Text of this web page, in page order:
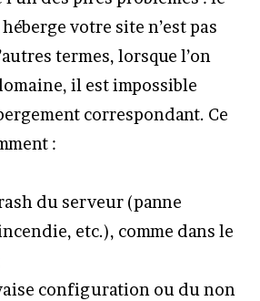
votre site n’est pas
termes, lorsque l’on
il est impossible
correspondant. Ce
:
du serveur (panne
etc.), comme dans le
configuration ou du non